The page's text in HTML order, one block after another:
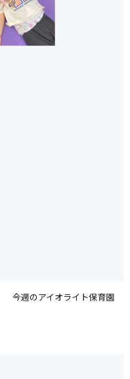
今週のアイオライト保育園